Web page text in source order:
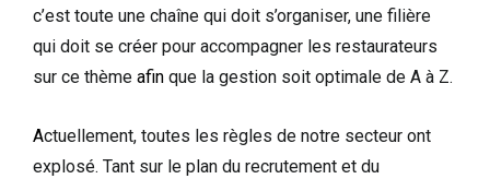
c’est toute une chaîne qui doit s’organiser, une filière
qui doit se créer pour accompagner les restaurateurs
sur ce thème afin que la gestion soit optimale de A à Z.
Actuellement, toutes les règles de notre secteur ont
explosé. Tant sur le plan du recrutement et du